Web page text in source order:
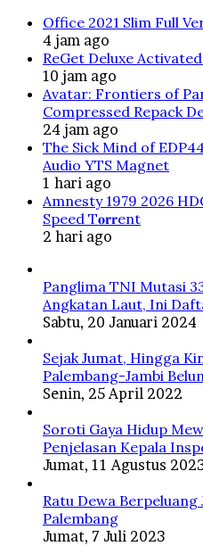
Office 2021 Slim Full
4 jam ago
ReGet Deluxe
10 jam ago
Avatar: Frontiers of
Compressed Repack
24 jam ago
The Sick Mind of
Audio YTS Magnet
1 hari ago
Amnesty 1979 2026
Speed T𝐨𝐫𝐫ent
2 hari ago
Panglima TNI Mutasi
Angkatan Laut, Ini
Sabtu, 20 Januari 2024
Sejak Jumat, Hingga
Palembang-Jambi
Senin, 25 April 2022
Soroti Gaya Hidup
Penjelasan Kepala
Jumat, 11 Agustus
Ratu Dewa Berpeluang
Palembang
Jumat, 7 Juli 2023